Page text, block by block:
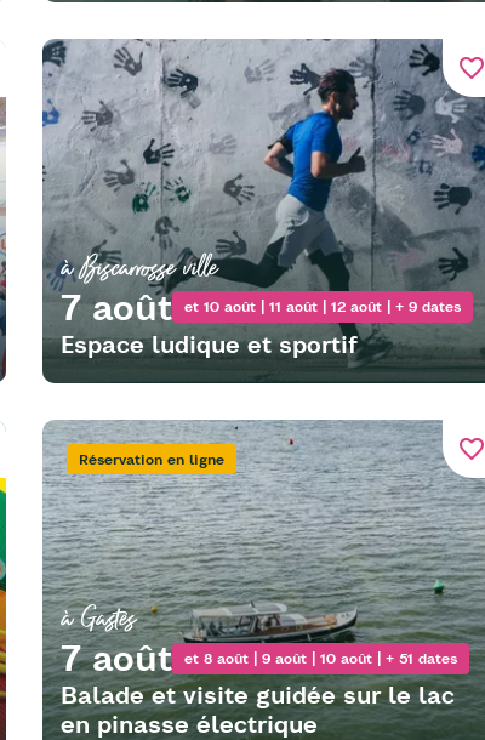
favorite_border
à Biscarrosse ville
7 août et 10 août | 11 août | 12 août | + 9 dates
Espace ludique et sportif
favorite_border
Réservation en ligne
à Gastes
7 août et 8 août | 9 août | 10 août | + 51 dates
Balade et visite guidée sur le lac
en pinasse électrique